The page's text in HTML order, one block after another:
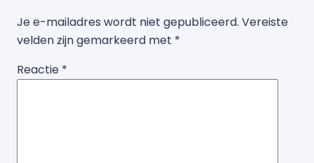
Je e-mailadres wordt niet gepubliceerd. Vereiste
velden zijn gemarkeerd met *
Reactie *